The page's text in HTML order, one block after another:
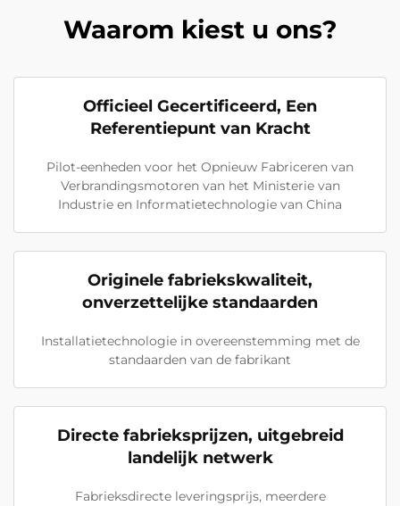
Waarom kiest u ons?
Officieel Gecertificeerd, Een
Referentiepunt van Kracht
Pilot-eenheden voor het Opnieuw Fabriceren van
Verbrandingsmotoren van het Ministerie van
Industrie en Informatietechnologie van China
Originele fabriekskwaliteit,
onverzettelijke standaarden
Installatietechnologie in overeenstemming met de
standaarden van de fabrikant
Directe fabrieksprijzen, uitgebreid
landelijk netwerk
Fabrieksdirecte leveringsprijs, meerdere